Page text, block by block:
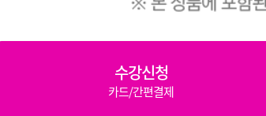
수강신청
카드/간편결제